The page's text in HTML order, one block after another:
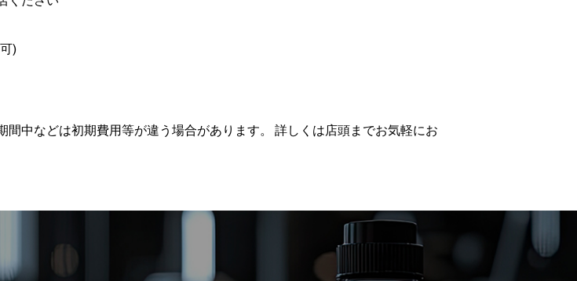
)
中などは初期費用等が違う場合があります。 詳しくは店頭までお気軽にお